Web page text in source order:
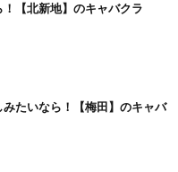
【北新地】のキャバクラ
たいなら！【梅田】のキャバ